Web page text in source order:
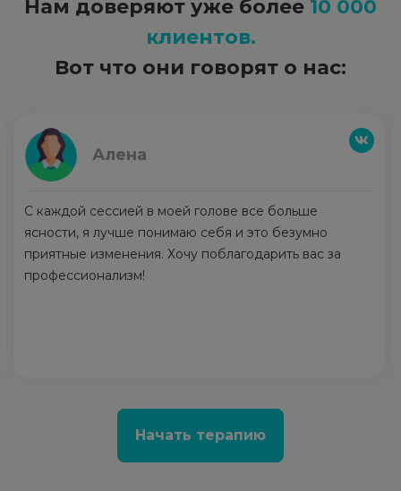
Нам доверяют уже более 10 000
клиентов.
Вот что они говорят о нас:
Алена
С каждой сессией в моей голове все больше
ясности, я лучше понимаю себя и это безумно
приятные изменения. Хочу поблагодарить вас за
профессионализм!
Начать терапию